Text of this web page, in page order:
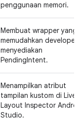
penggunaan memori.
Membuat wrapper yang
memudahkan developer
menyediakan
PendingIntent.
Menampilkan atribut
tampilan kustom di Live
Layout Inspector
Studio.